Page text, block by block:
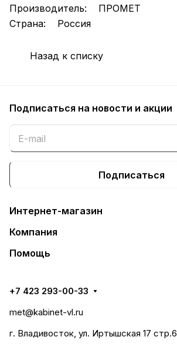
Производитель: ПРОМЕТ
Страна: Россия
Назад к списку
Подписаться на новости и акции
Подписаться
Интернет-магазин
Компания
Помощь
+7 423 293-00-33
met@kabinet-vl.ru
г. Владивосток, ул. Иртышская 17 стр.6